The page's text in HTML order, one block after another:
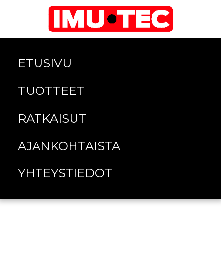
ETUSIVU
TUOTTEET
RATKAISUT
AJANKOHTAISTA
YHTEYSTIEDOT